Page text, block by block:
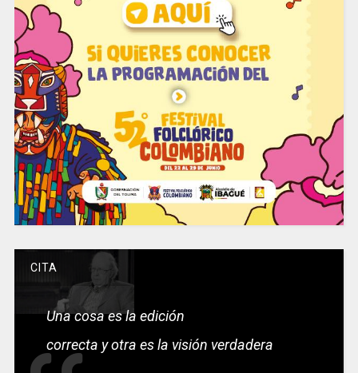
CITA
Una cosa es la edición
correcta y otra es la visión verdadera